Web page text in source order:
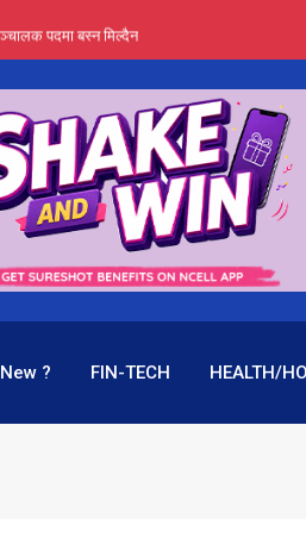
पदमा बस्न मिल्दैन
वर्षमै ९२ हजार घाटा !
बैंक किन मौन ?
? FIN-TECH HEALTH/